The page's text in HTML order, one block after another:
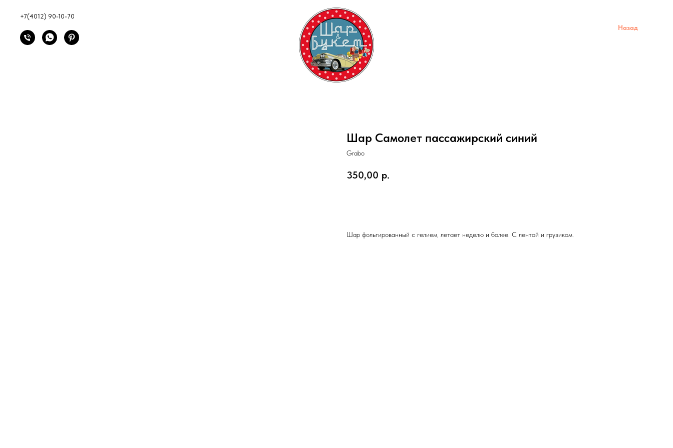
+7(4012) 90-10-70
Назад
Шар Самолет пассажирский синий
Grabo
350,00 р.
Шар фольгированный с гелием, летает неделю и более. С лентой и грузиком.